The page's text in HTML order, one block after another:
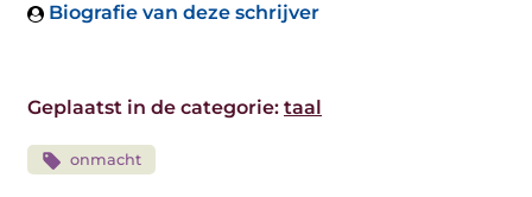
Biografie van deze schrijver
Geplaatst in de categorie: taal
onmacht